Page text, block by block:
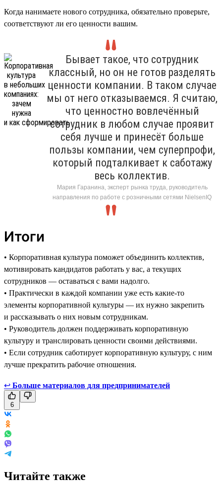
Когда нанимаете нового сотрудника, обязательно проверьте,
соответствуют ли его ценности вашим.
Бывает такое, что сотрудник
классный, но он не готов разделять
ценности компании. В таком случае
мы от него отказываемся. Я считаю,
что ценностно вовлечённый
сотрудник в любом случае проявит
себя лучше и принесёт больше
пользы компании, чем суперпрофи,
который подталкивает к саботажу
весь коллектив.
Мария Гаранина, эксперт рынка труда, руководитель
направления по работе с розничными сетями NielsenIQ
Итоги
• Корпоративная культура поможет объединить коллектив,
мотивировать кандидатов работать у вас, а текущих
сотрудников — оставаться с вами надолго.
• Практически в каждой компании уже есть какие-то
элементы корпоративной культуры — их нужно закрепить
и рассказывать о них новым сотрудникам.
• Руководитель должен поддерживать корпоративную
культуру и транслировать ценности своими действиями.
• Если сотрудник саботирует корпоративную культуру, с ним
лучше прекратить рабочие отношения.
↩ Больше материалов для предпринимателей
6
Читайте также